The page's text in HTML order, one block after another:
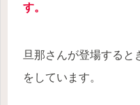
す。
旦那さんが登場すると
をしています。